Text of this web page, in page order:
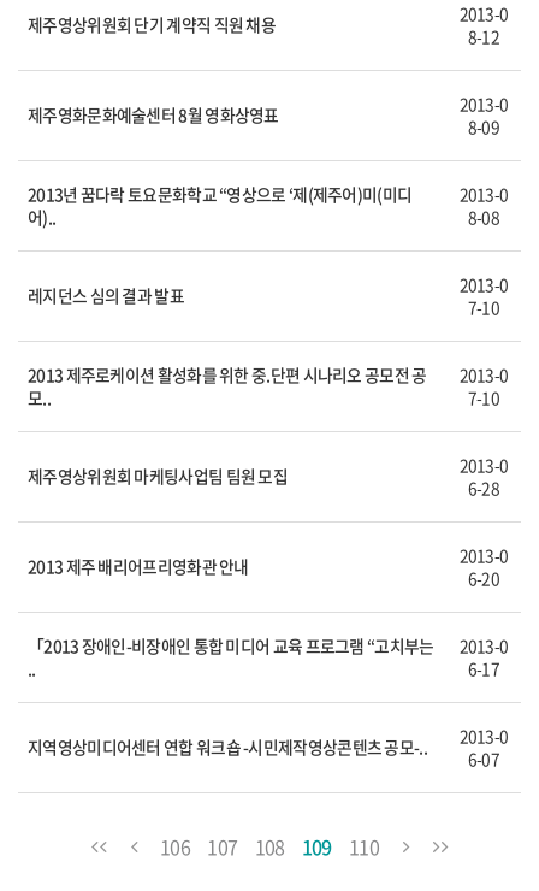
제주영상위원회 단기 계약직 직원 채용
2013-0
8-12
제주영화문화예술센터 8월 영화상영표
2013-0
8-09
2013년 꿈다락 토요문화학교 “영상으로 ‘제(제주어)미(미디
어)..
2013-0
8-08
레지던스 심의 결과 발표
2013-0
7-10
2013 제주로케이션 활성화를 위한 중.단편 시나리오 공모전 공
모..
2013-0
7-10
제주영상위원회 마케팅사업팀 팀원 모집
2013-0
6-28
2013 제주 배리어프리영화관 안내
2013-0
6-20
「2013 장애인-비장애인 통합 미디어 교육 프로그램 “고치부는
..
2013-0
6-17
지역영상미디어센터 연합 워크숍 -시민제작영상콘텐츠 공모-..
2013-0
6-07
106 107 108 109 110